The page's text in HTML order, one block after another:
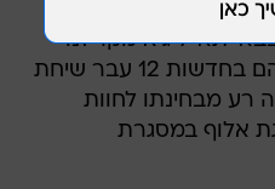
תא"ל גיא מקריזנו
שלפי פרסום של ירון אברהם בחדשות 12 עבר שיחת
רע מבחינתו לחוות
אלוף במסגרת